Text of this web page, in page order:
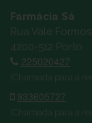
Farmácia Sá
Rua Vale
4200-512 Porto
225020427
(Chamada para a
933605727
(Chamada para a